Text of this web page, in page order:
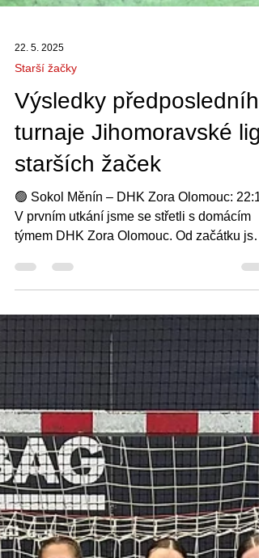
22. 5. 2025
Starší žačky
Výsledky předposledního
turnaje Jihomoravské
starších žaček
týmem DHK Zora Olomouc. Od začátku
diktovali...